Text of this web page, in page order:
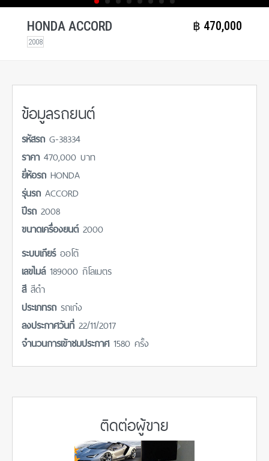
HONDA ACCORD
2008
฿​ 470,000
ข้อมูลรถยนต์
รหัสรถ G-38334
ราคา 470,000 บาท
ยี่ห้อรถ HONDA
รุ่นรถ ACCORD
ปีรถ 2008
ขนาดเครื่องยนต์ 2000
ระบบเกียร์ ออโต้
เลขไมล์ 189000 กิโลเมตร
สี สีดำ
ประเภทรถ รถเก๋ง
ลงประกาศวันที่ 22/11/2017
จำนวนการเข้าชมประกาศ 1580 ครั้ง
ติดต่อผู้ขาย